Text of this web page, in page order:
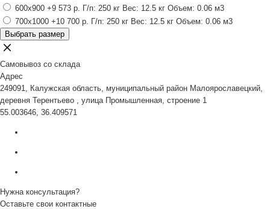
600x900 +9 573 р. Г/п: 250 кг Вес: 12.5 кг Объем: 0.06 м3
700x1000 +10 700 р. Г/п: 250 кг Вес: 12.5 кг Объем: 0.06 м3
Выбрать размер
Самовывоз со склада
Адрес
249091, Калужская область, муниципальный район Малоярославецкий,
деревня Терентьево , улица Промышленная, строение 1
55.003646, 36.409571
Нужна консультация?
Оставьте свои контактные